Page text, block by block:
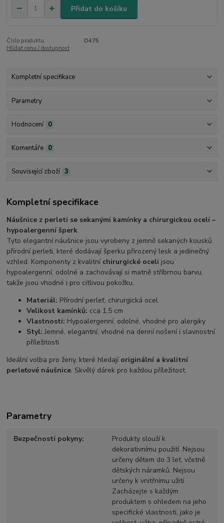
Přidat do košíku
Číslo produktu:
D475
Hlídat cenu / dostupnost
Kompletní specifikace
Parametry
Hodnocení 0
Komentáře 0
Související zboží 3
Kompletní specifikace
Náušnice z perleti se sekanými kamínky a chirurgickou ocelí –
hypoalergenní šperk
Tyto elegantní náušnice jsou vyrobeny z jemně sekaných kousků
přírodní perleti, které dodávají šperku přirozený lesk a jedinečný
vzhled. Komponenty z kvalitní chirurgické oceli jsou
hypoalergenní, odolné a zachovávají si matně stříbrnou barvu,
takže jsou vhodné i pro citlivou pokožku.
Materiál: Přírodní perleť, chirurgická ocel
Velikost kamínků: cca 1,5 cm
Vlastnosti: Hypoalergenní, odolné, vhodné pro alergiky
Styl: Jemné, elegantní, vhodné na denní nošení i slavnostní
příležitosti
Ideální volba pro ženy, které hledají originální a kvalitní
perleťové náušnice. Skvělý dárek pro každou příležitost.
Parametry
Bezpečností pokyny
Produkty slouží k
dekorativnímu použití. Nejsou
určeny dětem do 3 let, včetně
dětských náramků. Nejsou
určeny k vnitřnímu užití.
Zacházejte s každým
produktem s ohledem na jeho
specifické vlastnosti, jako je